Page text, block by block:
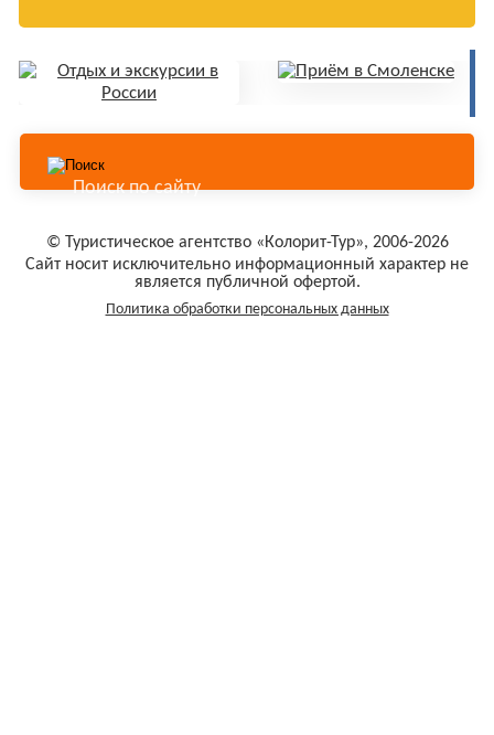
© Туристическое агентство «Колорит-Тур», 2006-2026
Сайт носит исключительно информационный характер не
является публичной офертой.
Политика обработки персональных данных